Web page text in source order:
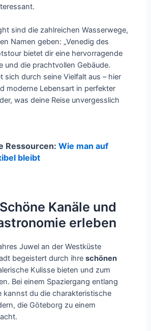
sind die zahlreichen Wasserwege,
Namen geben: „Venedig des
bietet dir eine hervorragende
und die prachtvollen Gebäude.
sich durch seine Vielfalt aus – hier
moderne Lebensart in perfekter
was deine Reise unvergesslich
Ressourcen: Wie man auf
bleibt
Kanäle und
erleben
Juwel an der Westküste
begeistert durch ihreschönen
Kulisse bieten und zum
Bei einem Spaziergang entlang
kannst du die charakteristische
die Göteborg zu einem